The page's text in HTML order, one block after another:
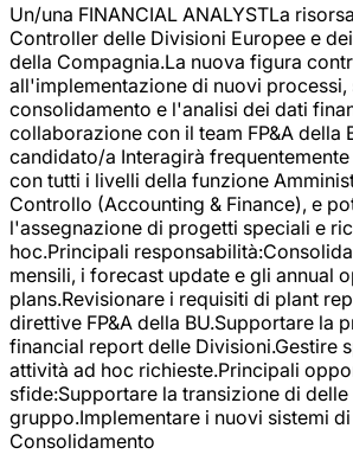
Un/una FINANCIAL ANALYSTLa
Controller delle Divisioni Europee e
della Compagnia.La nuova figura
all'implementazione di nuovi
consolidamento e l'analisi dei dati
collaborazione con il team FP&A della
candidato/a Interagirà
con tutti i livelli della funzione
Controllo (Accounting & Finance), e
l'assegnazione di progetti speciali e
hoc.Principali
mensili, i forecast update e gli annual
plans.Revisionare i requisiti di plant
direttive FP&A della BU.Supportare la
financial report delle Divisioni.Gestire
attività ad hoc richieste.Principali
sfide:Supportare la transizione di
gruppo.Implementare i nuovi sistemi
Consolidamento